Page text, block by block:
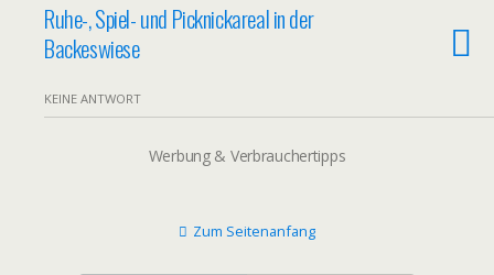
Ruhe-, Spiel- und Picknickareal in der
Backeswiese
KEINE ANTWORT
Werbung & Verbrauchertipps
Zum Seitenanfang